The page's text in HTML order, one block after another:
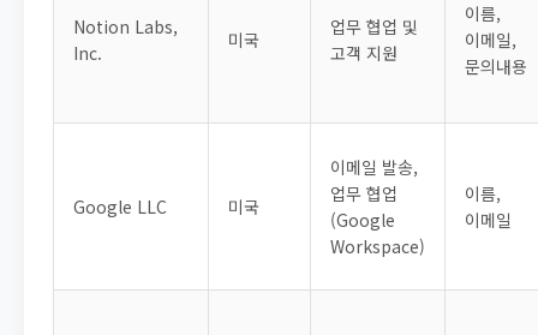
Notion Labs,
Inc.
미국
업무 협업 및
고객 지원
이름,
이메일,
문의내용
Google LLC 미국
이메일 발송,
업무 협업
(Google
Workspace)
이름,
이메일